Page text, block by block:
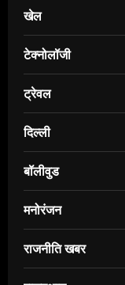
खेल
टेक्नोलॉजी
ट्रेवल
दिल्ली
बॉलीवुड
मनोरंजन
राजनीति खबर